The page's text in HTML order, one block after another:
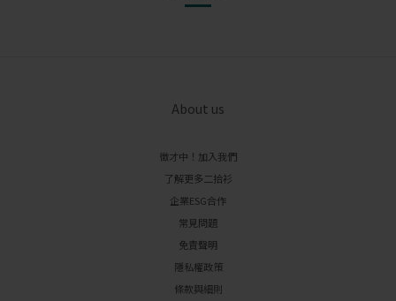
About us
徵才中！加入我們
了解更多二拾衫
企業ESG合作
常見問題
免責聲明
隱私權政策
條款與細則